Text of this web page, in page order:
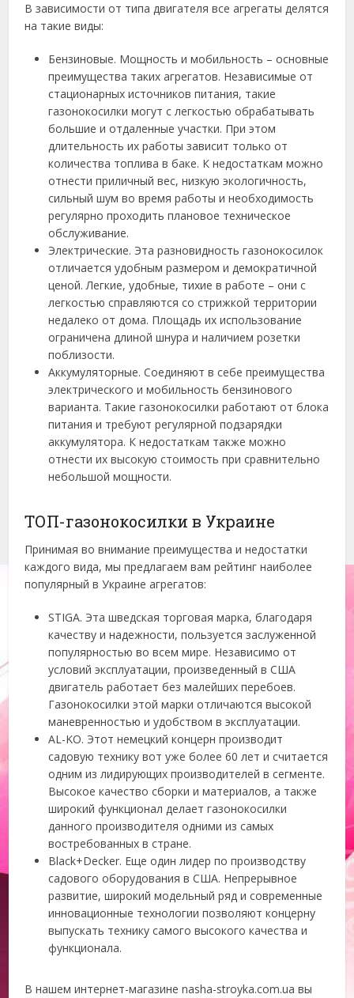
В зависимости от типа двигателя все агрегаты делятся
на такие виды:
Бензиновые. Мощность и мобильность – основные
преимущества таких агрегатов. Независимые от
стационарных источников питания, такие
газонокосилки могут с легкостью обрабатывать
большие и отдаленные участки. При этом
длительность их работы зависит только от
количества топлива в баке. К недостаткам можно
отнести приличный вес, низкую экологичность,
сильный шум во время работы и необходимость
регулярно проходить плановое техническое
обслуживание.
Электрические. Эта разновидность газонокосилок
отличается удобным размером и демократичной
ценой. Легкие, удобные, тихие в работе – они с
легкостью справляются со стрижкой территории
недалеко от дома. Площадь их использование
ограничена длиной шнура и наличием розетки
поблизости.
Аккумуляторные. Соединяют в себе преимущества
электрического и мобильность бензинового
варианта. Такие газонокосилки работают от блока
питания и требуют регулярной подзарядки
аккумулятора. К недостаткам также можно
отнести их высокую стоимость при сравнительно
небольшой мощности.
ТОП-газонокосилки в Украине
Принимая во внимание преимущества и недостатки
каждого вида, мы предлагаем вам рейтинг наиболее
популярный в Украине агрегатов:
STIGA. Эта шведская торговая марка, благодаря
качеству и надежности, пользуется заслуженной
популярностью во всем мире. Независимо от
условий эксплуатации, произведенный в США
двигатель работает без малейших перебоев.
Газонокосилки этой марки отличаются высокой
маневренностью и удобством в эксплуатации.
AL-KO. Этот немецкий концерн производит
садовую технику вот уже более 60 лет и считается
одним из лидирующих производителей в сегменте.
Высокое качество сборки и материалов, а также
широкий функционал делает газонокосилки
данного производителя одними из самых
востребованных в стране.
Black+Decker. Еще один лидер по производству
садового оборудования в США. Непрерывное
развитие, широкий модельный ряд и современные
инновационные технологии позволяют концерну
выпускать технику самого высокого качества и
функционала.
В нашем интернет-магазине nasha-stroyka.com.ua вы